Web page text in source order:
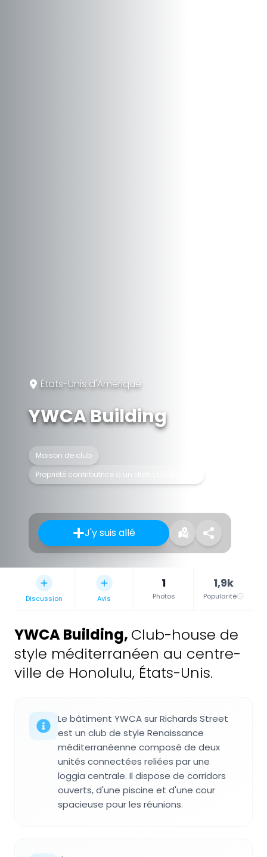
États-Unis d'Amérique
YWCA Building
Maison de club
Propriété contributrice à un district historique
J'y suis allé
Discussion Avis
1
Photos
1,9k
Popularité
YWCA Building, Club-house de
style méditerranéen au centre-
ville de Honolulu, États-Unis.
Le bâtiment YWCA sur Richards Street
est un club de style Renaissance
méditerranéenne composé de deux
unités connectées reliées par une
loggia centrale. Il dispose de corridors
ouverts, d'une piscine et d'une cour
spacieuse pour les réunions.